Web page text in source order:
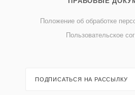
Положение об обработке
Пользовательское
ПОДПИСАТЬСЯ НА РАССЫЛКУ